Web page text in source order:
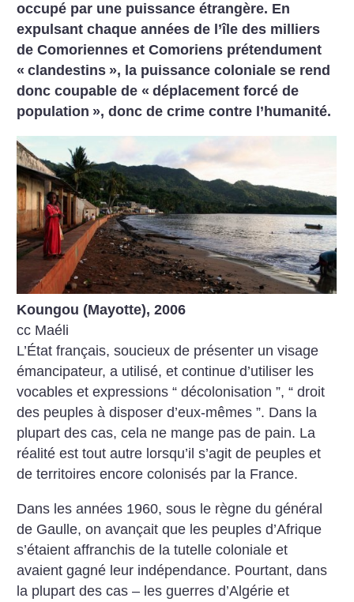
occupé par une puissance étrangère. En
expulsant chaque années de l’île des milliers
de Comoriennes et Comoriens prétendument
« clandestins », la puissance coloniale se rend
donc coupable de « déplacement forcé de
population », donc de crime contre l’humanité.
Koungou (Mayotte), 2006
cc Maéli
L’État français, soucieux de présenter un visage
émancipateur, a utilisé, et continue d’utiliser les
vocables et expressions “ décolonisation ”, “ droit
des peuples à disposer d’eux-mêmes ”. Dans la
plupart des cas, cela ne mange pas de pain. La
réalité est tout autre lorsqu’il s’agit de peuples et
de territoires encore colonisés par la France.
Dans les années 1960, sous le règne du général
de Gaulle, on avançait que les peuples d’Afrique
s’étaient affranchis de la tutelle coloniale et
avaient gagné leur indépendance. Pourtant, dans
la plupart des cas – les guerres d’Algérie et